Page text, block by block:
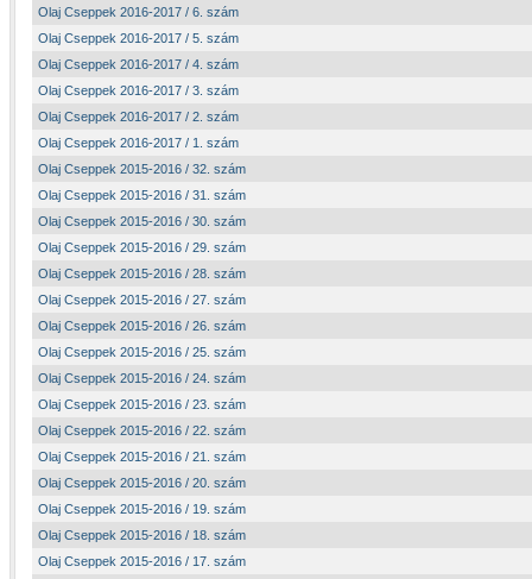
Olaj Cseppek 2016-2017 / 6. szám
Olaj Cseppek 2016-2017 / 5. szám
Olaj Cseppek 2016-2017 / 4. szám
Olaj Cseppek 2016-2017 / 3. szám
Olaj Cseppek 2016-2017 / 2. szám
Olaj Cseppek 2016-2017 / 1. szám
Olaj Cseppek 2015-2016 / 32. szám
Olaj Cseppek 2015-2016 / 31. szám
Olaj Cseppek 2015-2016 / 30. szám
Olaj Cseppek 2015-2016 / 29. szám
Olaj Cseppek 2015-2016 / 28. szám
Olaj Cseppek 2015-2016 / 27. szám
Olaj Cseppek 2015-2016 / 26. szám
Olaj Cseppek 2015-2016 / 25. szám
Olaj Cseppek 2015-2016 / 24. szám
Olaj Cseppek 2015-2016 / 23. szám
Olaj Cseppek 2015-2016 / 22. szám
Olaj Cseppek 2015-2016 / 21. szám
Olaj Cseppek 2015-2016 / 20. szám
Olaj Cseppek 2015-2016 / 19. szám
Olaj Cseppek 2015-2016 / 18. szám
Olaj Cseppek 2015-2016 / 17. szám